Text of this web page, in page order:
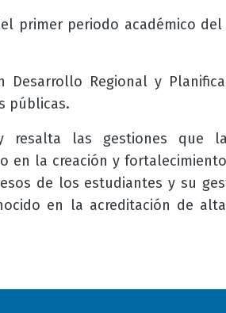
primer periodo académico del
Desarrollo Regional y
públicas.
resalta las gestiones que
en la creación y
de los estudiantes y su
en la acreditación de